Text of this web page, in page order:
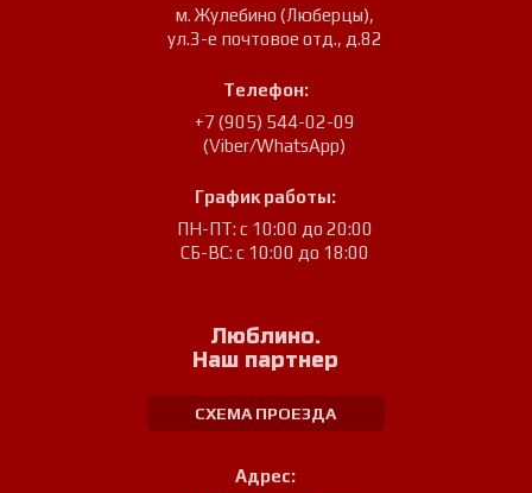
м. Жулебино (Люберцы),
ул.3-е почтовое отд., д.82
Телефон:
+7 (905) 544-02-09
(Viber/WhatsApp)
График работы:
ПН-ПТ: с 10:00 до 20:00
СБ-ВС: с 10:00 до 18:00
Люблино.
Наш партнер
СХЕМА ПРОЕЗДА
Адрес: